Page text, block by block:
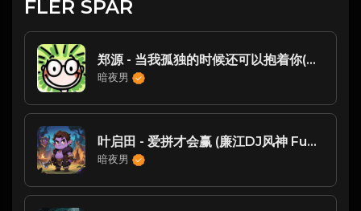
FLER SPÅR
郑源 - 当我孤独的时候还可以抱着你(Dj阿六 FunkyHouse Rmx 2025) -
暗夜男
叶启田 - 爱拼才会赢 (廉江DJ风神 FunkyHouse Mix 2022)闽南语
暗夜男